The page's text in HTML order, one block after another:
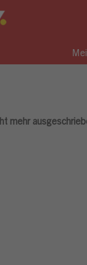
mehr